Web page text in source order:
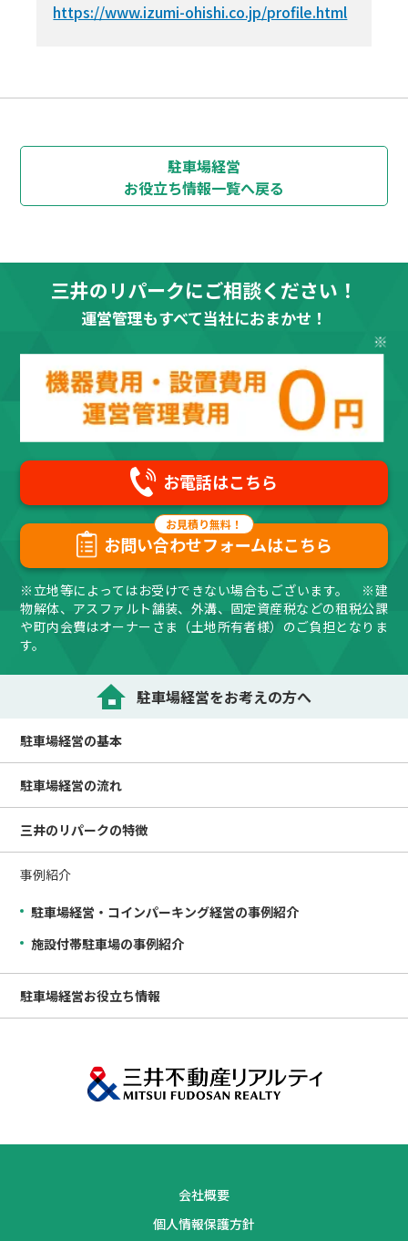
https://www.izumi-ohishi.co.jp/profile.html
駐車場経営
お役立ち情報一覧へ戻る
三井のリパークにご相談ください！
運営管理もすべて当社におまかせ！
お電話はこちら
お問い合わせフォームはこちら
※立地等によってはお受けできない場合もございます。 ※建
物解体、アスファルト舗装、外溝、固定資産税などの租税公課
や町内会費はオーナーさま（土地所有者様）のご負担となりま
す。
駐車場経営をお考えの方へ
駐車場経営の基本
駐車場経営の流れ
三井のリパークの特徴
事例紹介
駐車場経営・コインパーキング経営の事例紹介
施設付帯駐車場の事例紹介
駐車場経営お役立ち情報
会社概要
個人情報保護方針